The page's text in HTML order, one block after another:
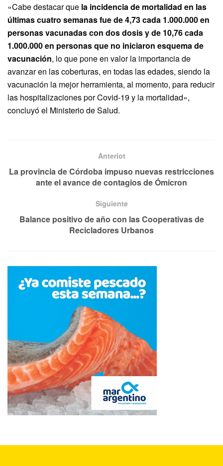
«Cabe destacar que la incidencia de mortalidad en las
últimas cuatro semanas fue de 4,73 cada 1.000.000 en
personas vacunadas con dos dosis y de 10,76 cada
1.000.000 en personas que no iniciaron esquema de
vacunación, lo que pone en valor la importancia de
avanzar en las coberturas, en todas las edades, siendo la
vacunación la mejor herramienta, al momento, para reducir
las hospitalizaciones por Covid-19 y la mortalidad»,
concluyó el Ministerio de Salud.
Anteriot
La provincia de Córdoba impuso nuevas restricciones
ante el avance de contagios de Ómicron
Siguiente
Balance positivo de año con las Cooperativas de
Recicladores Urbanos